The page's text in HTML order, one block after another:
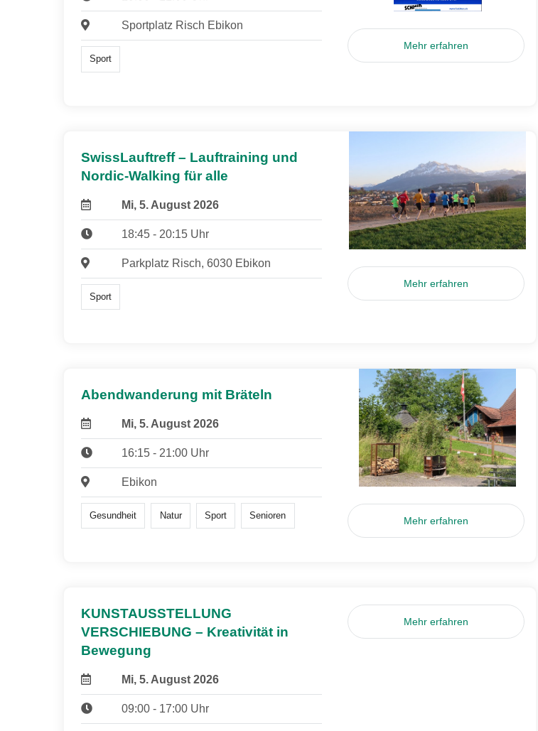
Sportplatz Risch Ebikon
Sport
Mehr erfahren
SwissLauftreff – Lauftraining und
Nordic-Walking für alle
Mi, 5. August 2026
18:45 - 20:15 Uhr
Parkplatz Risch, 6030 Ebikon
Sport
Mehr erfahren
Abendwanderung mit Bräteln
Mi, 5. August 2026
16:15 - 21:00 Uhr
Ebikon
Gesundheit Natur Sport Senioren Mehr erfahren
KUNSTAUSSTELLUNG
VERSCHIEBUNG – Kreativität in
Bewegung
Mi, 5. August 2026
09:00 - 17:00 Uhr
Mehr erfahren